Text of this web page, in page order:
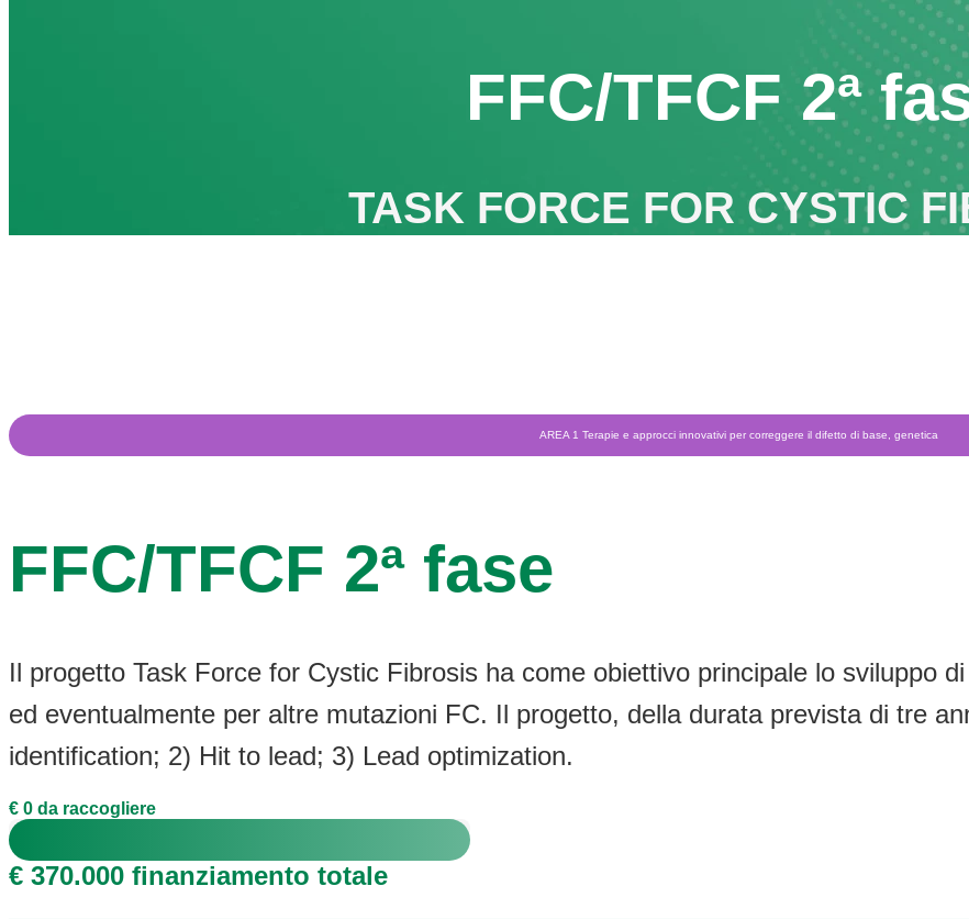
FFC/TFCF 2ª
TASK FORCE FOR CYSTIC
AREA 1 Terapie e approcci innovativi per correggere il difetto di base, genetica
FFC/TFCF 2ª fase
Il progetto Task Force for Cystic Fibrosis ha come obiettivo principale lo sviluppo
ed eventualmente per altre mutazioni FC. Il progetto, della durata prevista di tre
identification; 2) Hit to lead; 3) Lead optimization.
€ 0 da raccogliere
€ 370.000 finanziamento totale